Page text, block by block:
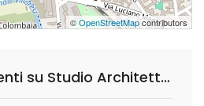
©OpenStreetMapcontributors
Domande Frequenti su Studio Architettura Bertoldi